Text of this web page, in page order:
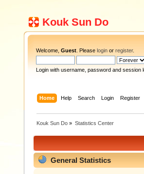
Kouk Sun Do
Welcome, Guest . Please login or register.
Login with username, password and session
Home Help Search Login Register
Kouk Sun Do » Statistics Center
General Statistics